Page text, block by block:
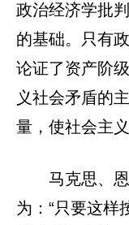
政治经济学批
的基础。只有
论证了资产阶
义社会矛盾的
量，使社会主
马克思、
为：“只要这样